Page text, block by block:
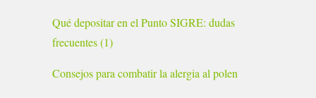
Qué depositar en el Punto SIGRE: dudas
frecuentes (1)
Consejos para combatir la alergia al polen